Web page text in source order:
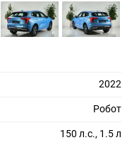
2022
Робот
150 л.с., 1.5 л